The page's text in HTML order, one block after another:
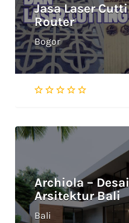
Jasa Laser
Router
Bogor
Archiola –
Arsitektur Bali
Bali